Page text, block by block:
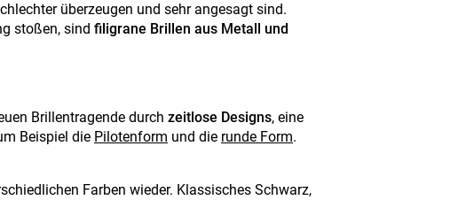
überzeugen und sehr angesagt sind.
stoßen, sind filigrane Brillen aus Metall und
Brillentragende durch zeitlose Designs, eine
Beispiel die Pilotenform und die runde Form.
Farben wieder. Klassisches Schwarz,